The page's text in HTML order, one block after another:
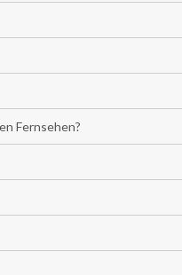
Fernsehen?